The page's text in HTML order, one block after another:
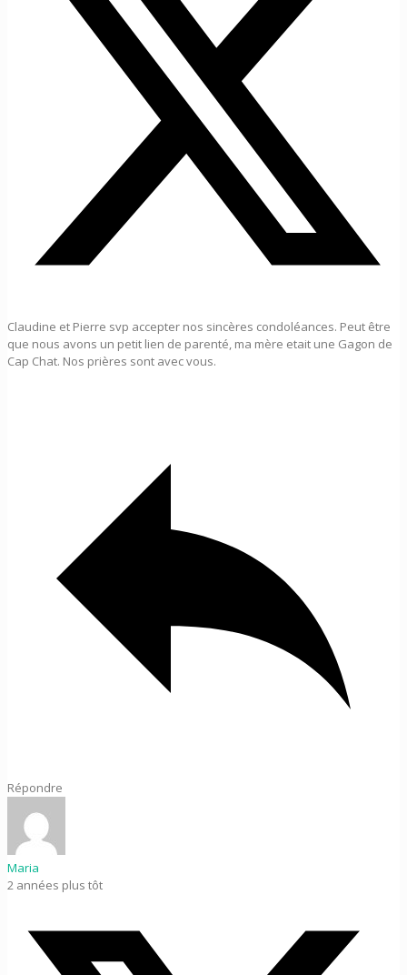
Claudine et Pierre svp accepter nos sincères condoléances. Peut être
que nous avons un petit lien de parenté, ma mère etait une Gagon de
Cap Chat. Nos prières sont avec vous.
Répondre
Maria
2 années plus tôt